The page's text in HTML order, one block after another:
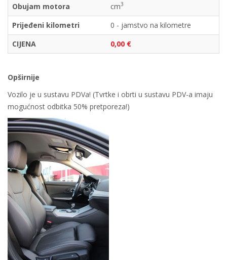
Obujam motora
cm3
Prijeđeni kilometri
0 - jamstvo na kilometre
CIJENA
0,00 €
Opširnije
Vozilo je u sustavu PDVa! (Tvrtke i obrti u sustavu PDV-a imaju
mogućnost odbitka 50% pretporeza!)